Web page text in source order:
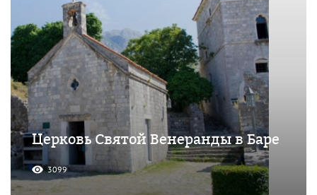
Церковь Святой Венеранды в Баре
3099